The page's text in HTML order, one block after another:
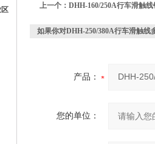
上一个： DHH-160/250A行车滑触
如果你对DHH-250/380A行车滑触线
产品：
您的单位：